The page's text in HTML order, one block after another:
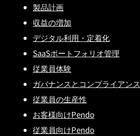
製品計画
収益の増加
デジタル利用・定着化
SaaSポートフォリオ管理
従業員体験
ガバナンスとコンプライアンス
従業員の生産性
お客様向けPendo
従業員向けPendo